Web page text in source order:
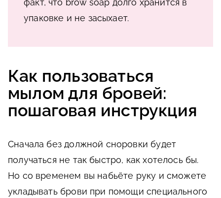
факт, что brow soap долго хранится в
упаковке и не засыхает.
Как пользоваться
мылом для бровей:
пошаговая инструкция
Сначала без должной сноровки будет
получаться не так быстро, как хотелось бы.
Но со временем вы набьёте руку и сможете
укладывать брови при помощи специального